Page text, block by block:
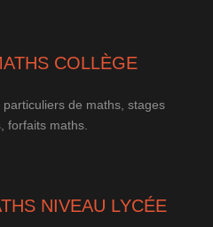
COLLÈGE
particuliers de maths, stages
forfaits maths.
NIVEAU LYCÉE